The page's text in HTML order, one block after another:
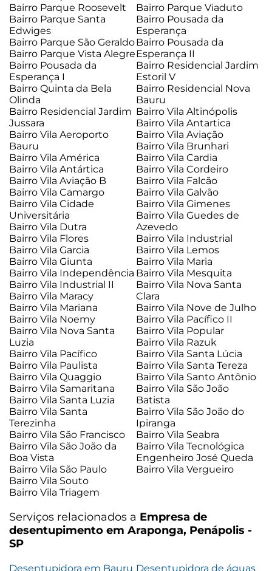
Bairro Parque Roosevelt
Bairro Parque Santa
Edwiges
Bairro Parque São Geraldo
Bairro Parque Viaduto
Bairro Parque Vista Alegre
Bairro Pousada da
Esperança
Bairro Pousada da
Esperança I
Bairro Pousada da
Esperança II
Bairro Quinta da Bela
Olinda
Bairro Residencial Jardim
Estoril V
Bairro Residencial Jardim
Jussara
Bairro Residencial Nova
Bauru
Bairro Vila Aeroporto
Bauru
Bairro Vila Altinópolis
Bairro Vila América
Bairro Vila Antartica
Bairro Vila Antártica
Bairro Vila Aviação
Bairro Vila Aviação B
Bairro Vila Brunhari
Bairro Vila Camargo
Bairro Vila Cardia
Bairro Vila Cidade
Universitária
Bairro Vila Cordeiro
Bairro Vila Dutra
Bairro Vila Falcão
Bairro Vila Flores
Bairro Vila Galvão
Bairro Vila Garcia
Bairro Vila Gimenes
Bairro Vila Giunta
Bairro Vila Guedes de
Azevedo
Bairro Vila Independência
Bairro Vila Industrial
Bairro Vila Industrial II
Bairro Vila Lemos
Bairro Vila Maracy
Bairro Vila Maria
Bairro Vila Mariana
Bairro Vila Mesquita
Bairro Vila Noemy
Bairro Vila Nova Santa
Clara
Bairro Vila Nova Santa
Luzia
Bairro Vila Nove de Julho
Bairro Vila Pacífico
Bairro Vila Pacífico II
Bairro Vila Paulista
Bairro Vila Popular
Bairro Vila Quaggio
Bairro Vila Razuk
Bairro Vila Samaritana
Bairro Vila Santa Lúcia
Bairro Vila Santa Luzia
Bairro Vila Santa Tereza
Bairro Vila Santa
Terezinha
Bairro Vila Santo Antônio
Bairro Vila São Francisco
Bairro Vila São João
Batista
Bairro Vila São João da
Boa Vista
Bairro Vila São João do
Ipiranga
Bairro Vila São Paulo
Bairro Vila Seabra
Bairro Vila Souto
Bairro Vila Tecnológica
Engenheiro José Queda
Bairro Vila Triagem
Bairro Vila Vergueiro
Serviços relacionados a Empresa de
desentupimento em Araponga, Penápolis -
SP
Desentupidora em Bauru Desentupidora de águas